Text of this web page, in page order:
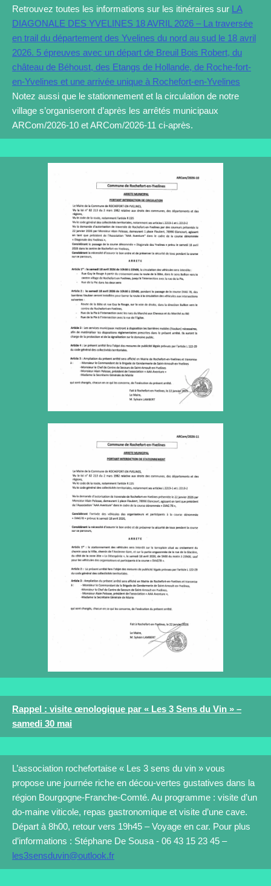
Retrouvez toutes les informations sur les itinéraires sur LA
DIAGONALE DES YVELINES 18 AVRIL 2026 – La traversée
en trail du département des Yvelines du nord au sud le 18 avril
2026. 5 épreuves avec un départ de Breuil Bois Robert, du
château de Béhoust, des Etangs de Hollande, de Roche-fort-
en-Yvelines et une arrivée unique à Rochefort-en-Yvelines
Notez aussi que le stationnement et la circulation de notre
village s’organiseront d’après les arrêtés municipaux
ARCom/2026-10 et ARCom/2026-11 ci-après.
Rappel : visite œnologique par « Les 3 Sens du Vin » –
samedi 30 mai
L’association rochefortaise « Les 3 sens du vin » vous
propose une journée riche en décou-vertes gustatives dans la
région Bourgogne-Franche-Comté. Au programme : visite d’un
do-maine viticole, repas gastronomique et visite d’une cave.
Départ à 8h00, retour vers 19h45 – Voyage en car. Pour plus
d’informations : Stéphane De Sousa - 06 43 15 23 45 –
les3sensduvin@outlook.fr